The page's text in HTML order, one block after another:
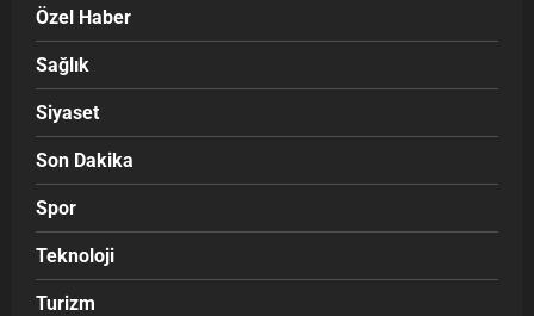
Özel Haber
Sağlık
Siyaset
Son Dakika
Spor
Teknoloji
Turizm